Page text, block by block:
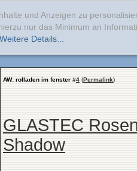
und Anzeigen zu
nur das Minimum an
Weitere Details...
AW: rolladen im fenster #4 (Permalink)
GLASTEC
Shadow